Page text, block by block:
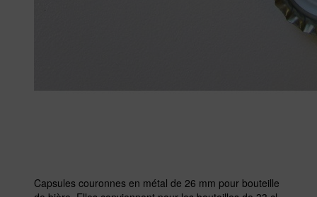
Capsules couronnes en métal de 26 mm pour bouteille